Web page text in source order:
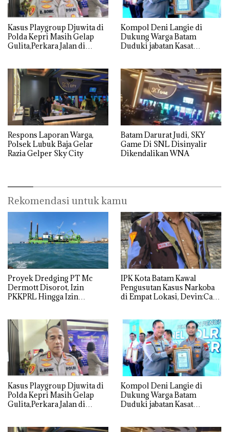
Kasus Playgroup Djuwita di
Polda Kepri Masih Gelap
Gulita,Perkara Jalan di
Kompol Deni Langie di
Dukung Warga Batam
Duduki jabatan Kasat
Respons Laporan Warga,
Polsek Lubuk Baja Gelar
Razia Gelper Sky City
Batam Darurat Judi, SKY
Game Di SNL Disinyalir
Dikendalikan WNA
Rekomendasi untuk kamu
Proyek Dredging PT Mc
Dermott Disorot, Izin
PKKPRL Hingga Izin
IPK Kota Batam Kawal
Pengusutan Kasus Narkoba
di Empat Lokasi, Devin:Cari
Kasus Playgroup Djuwita di
Polda Kepri Masih Gelap
Gulita,Perkara Jalan di
Kompol Deni Langie di
Dukung Warga Batam
Duduki jabatan Kasat